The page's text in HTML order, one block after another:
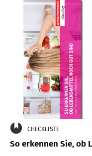
CHECKLISTE
So erkennen Sie, ob